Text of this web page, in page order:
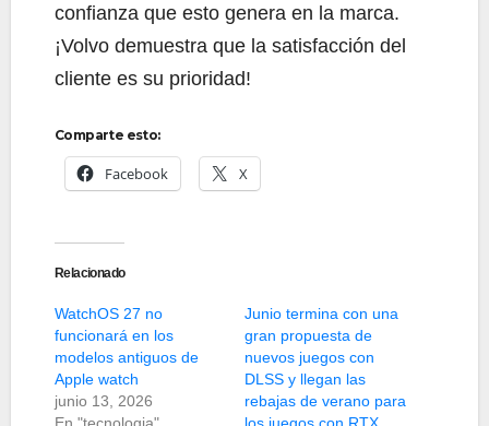
confianza que esto genera en la marca.
¡Volvo demuestra que la satisfacción del
cliente es su prioridad!
Comparte esto:
Facebook X
Relacionado
WatchOS 27 no
funcionará en los
modelos antiguos de
Apple watch
junio 13, 2026
Junio termina con una
gran propuesta de
nuevos juegos con
DLSS y llegan las
rebajas de verano para